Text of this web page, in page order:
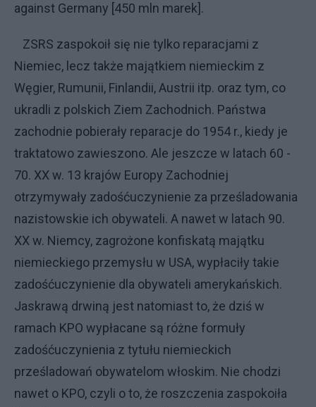
against Germany [450 mln marek].
ZSRS zaspokoił się nie tylko reparacjami z
Niemiec, lecz także majątkiem niemieckim z
Węgier, Rumunii, Finlandii, Austrii itp. oraz tym, co
ukradli z polskich Ziem Zachodnich. Państwa
zachodnie pobierały reparacje do 1954 r., kiedy je
traktatowo zawieszono. Ale jeszcze w latach 60 -
70. XX w. 13 krajów Europy Zachodniej
otrzymywały zadośćuczynienie za prześladowania
nazistowskie ich obywateli. A nawet w latach 90.
XX w. Niemcy, zagrożone konfiskatą majątku
niemieckiego przemysłu w USA, wypłaciły takie
zadośćuczynienie dla obywateli amerykańskich.
Jaskrawą drwiną jest natomiast to, że dziś w
ramach KPO wypłacane są różne formuły
zadośćuczynienia z tytułu niemieckich
prześladowań obywatelom włoskim. Nie chodzi
nawet o KPO, czyli o to, że roszczenia zaspokoiła